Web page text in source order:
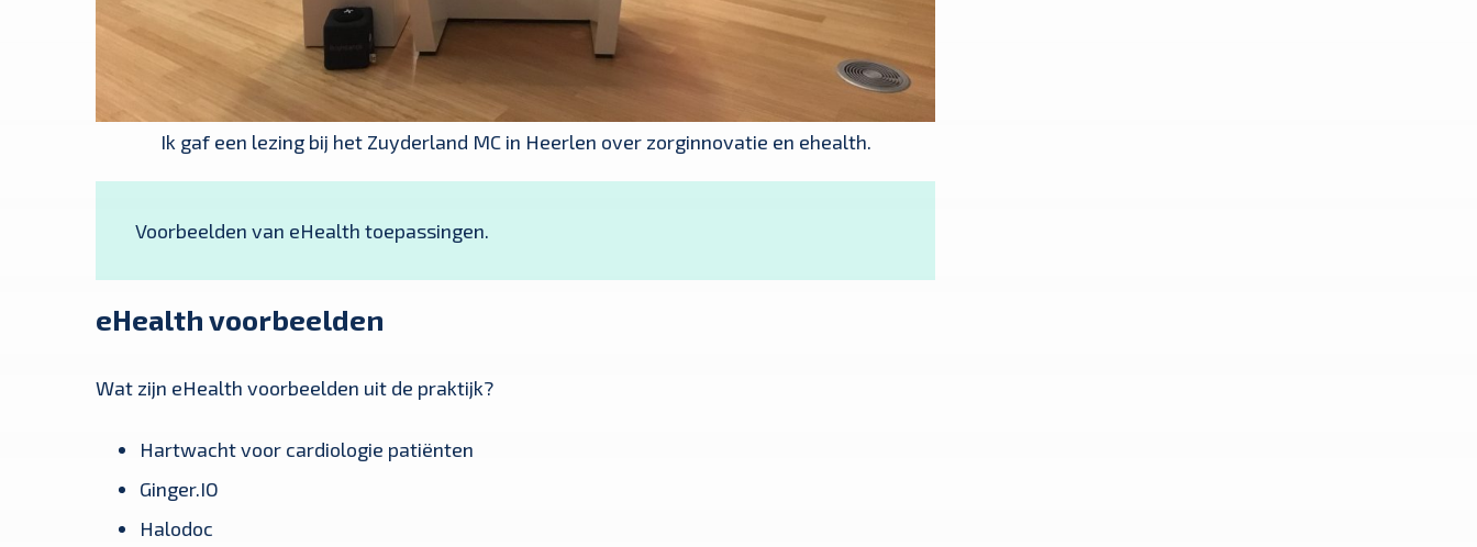
Ik gaf een lezing bij het Zuyderland MC in Heerlen over zorginnovatie en ehealth.
Voorbeelden van eHealth toepassingen.
eHealth voorbeelden
Wat zijn eHealth voorbeelden uit de praktijk?
Hartwacht voor cardiologie patiënten
Ginger.IO
Halodoc